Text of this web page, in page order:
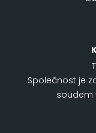
Společnost je
soudem